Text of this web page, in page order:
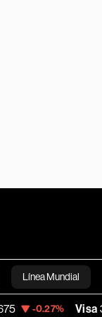
Línea Mundial
Bloomberg
Visa 367.70 -